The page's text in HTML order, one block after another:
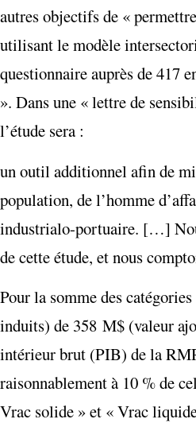
autres objectifs de «
utilisant le modèle
questionnaire auprès de 417
». Dans une « lettre de
l’étude sera :
un outil additionnel afin de
population, de l’homme
industrialo-portuaire. […]
de cette étude, et nous
Pour la somme des
induits) de 358 M$ (valeur
intérieur brut (PIB) de la
raisonnablement à 10 % de
Vrac solide » et « Vrac